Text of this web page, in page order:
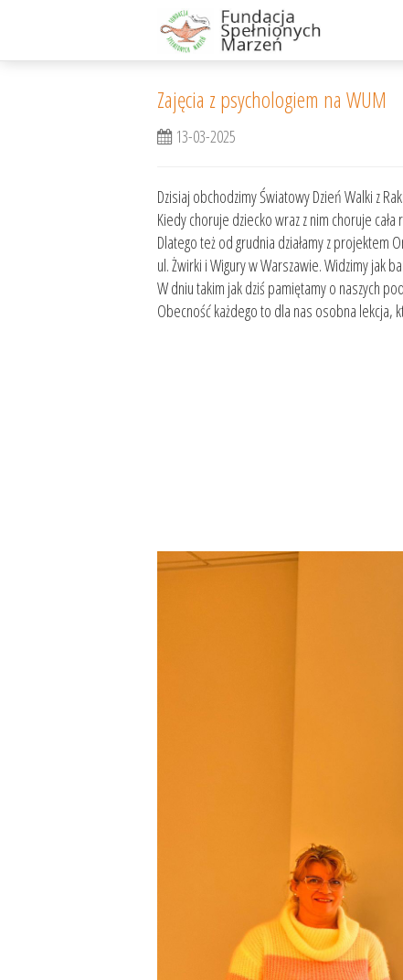
Zajęcia z psychologiem na WUM
13-03-2025
Dzisiaj obchodzimy Światowy Dzień Walki z
Kiedy choruje dziecko wraz z nim choruje
Dlatego też od grudnia działamy z projektem
ul. Żwirki i Wigury w Warszawie. Widzimy jak
W dniu takim jak dziś pamiętamy o naszych
Obecność każdego to dla nas osobna lekcja,